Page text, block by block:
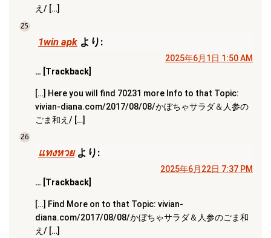
え/ […]
25
1win apk より:
2025年6月1日 1:50 AM
… [Trackback]
[…] Here you will find 70231 more Info to that Topic:
vivian-diana.com/2017/08/08/かぼちゃサラダ＆人参の
ごま和え/ […]
26
แทงหวย より:
2025年6月22日 7:37 PM
… [Trackback]
[…] Find More on to that Topic: vivian-
diana.com/2017/08/08/かぼちゃサラダ＆人参のごま和
え/ […]